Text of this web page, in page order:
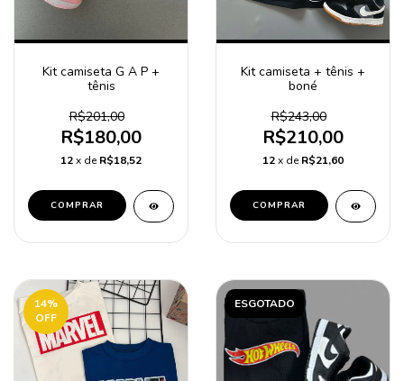
Kit camiseta G A P +
tênis
R$201,00
R$180,00
12x deR$18,52
COMPRAR
Kit camiseta + tênis +
boné
R$243,00
R$210,00
12x deR$21,60
COMPRAR
14%
OFF
ESGOTADO